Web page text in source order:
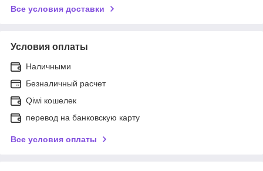
Все условия доставки
Условия оплаты
Наличными
Безналичный расчет
Qiwi кошелек
перевод на банковскую карту
Все условия оплаты